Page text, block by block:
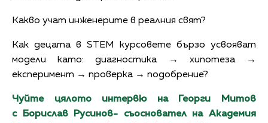
Какво учат инженерите в реалния свят?
Как децата в STEM курсовете бързо усвояват
модели като: диагностика → хипотеза →
експеримент → проверка → подобрение?
Чуйте цялото интервю на Георги Митов
с Борислав Русинов- съосновател на Академия